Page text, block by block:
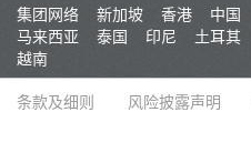
集团网络 新加坡 香港 中国
马来西亚
泰国 印尼 土耳其
越南
条款及细则
风险披露声明